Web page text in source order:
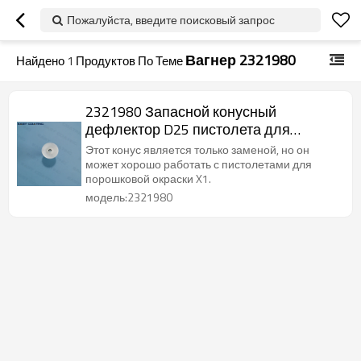
Пожалуйста, введите поисковый запрос
Найдено 1 Продуктов По ТемеВагнер 2321980
2321980 Запасной конусный
дефлектор D25 пистолета для
порошковой окраски X1
Этот конус является только заменой, но он
может хорошо работать с пистолетами для
порошковой окраски X1.
модель:2321980